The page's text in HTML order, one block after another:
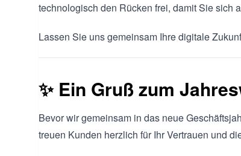
technologisch den Rücken frei, damit Sie sich
Lassen Sie uns gemeinsam Ihre digitale
✨ Ein Gruß zum
Bevor wir gemeinsam in das neue
treuen Kunden herzlich für Ihr Vertrauen und